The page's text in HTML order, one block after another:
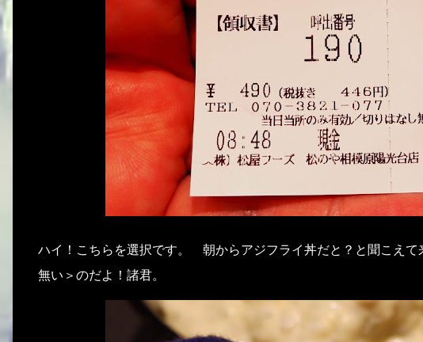
ハイ！こちらを選択です。 朝からアジフライ丼だと？と聞こえて
無い＞のだよ！諸君。